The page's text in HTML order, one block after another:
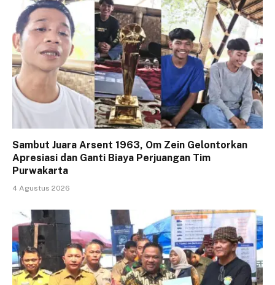
Sambut Juara Arsent 1963, Om Zein Gelontorkan
Apresiasi dan Ganti Biaya Perjuangan Tim
Purwakarta
4 Agustus 2026